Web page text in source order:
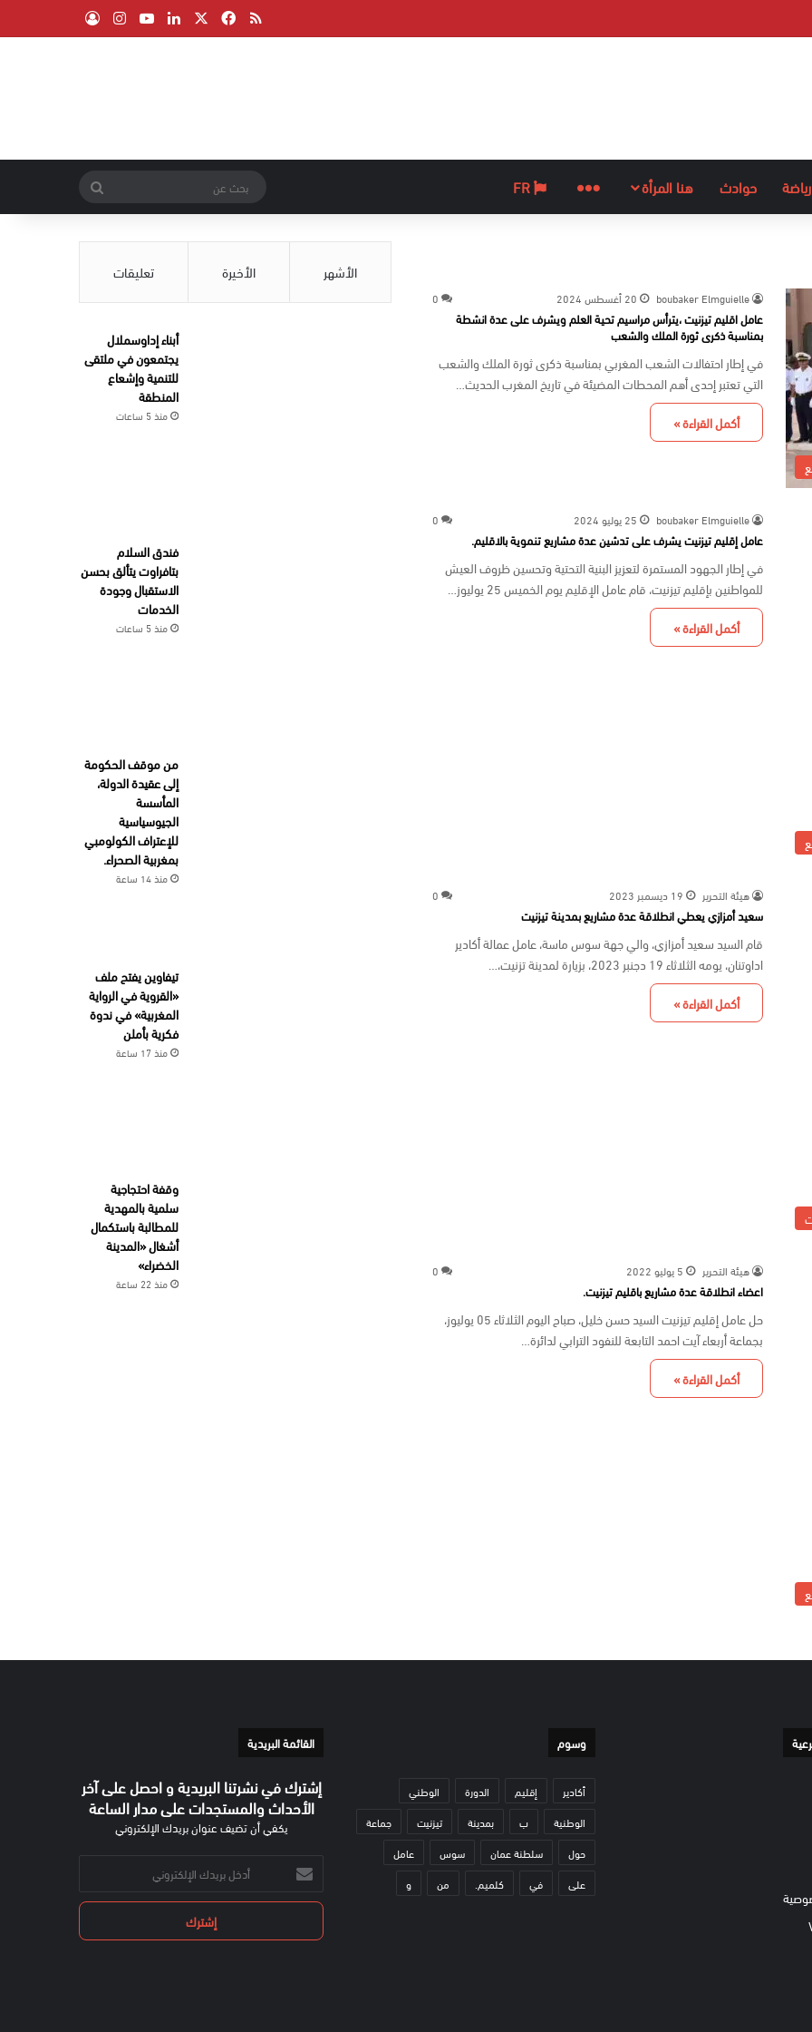
ملخص الموقع RSS
فيسبوك لينكدإن ‫YouTube
انستقرام
رياضة حوادث هنا المرأة المزيد
عن
boubaker Elmguielle 20 أغسطس 2024 0
عامل اقليم تيزنيت ،يترأس مراسيم تحية العلم ويشرف على عدة انشطة
بمناسبة ذكرى ثورة الملك والشعب
في إطار احتفالات الشعب المغربي بمناسبة ذكرى ثورة الملك والشعب
التي تعتبر إحدى أهم المحطات المضيئة في تاريخ المغرب الحديث…
أكمل القراءة »
boubaker Elmguielle 25 يوليو 2024 0
عامل إقليم تيزنيت يشرف على تدشين عدة مشاريع تنموية بالاقليم.
في إطار الجهود المستمرة لتعزيز البنية التحتية وتحسين ظروف العيش
للمواطنين بإقليم تيزنيت، قام عامل الإقليم يوم الخميس 25 يوليوز…
أكمل القراءة »
هيئة التحرير 19 ديسمبر 2023 0
سعيد أمزازي يعطي انطلاقة عدة مشاريع بمدينة تيزنيت
قام السيد سعيد أمزازي، والي جهة سوس ماسة، عامل عمالة أكادير
اداوتنان، يومه الثلاثاء 19 دجنبر 2023، بزيارة لمدينة تزنيت،…
أكمل القراءة »
هيئة التحرير 5 يوليو 2022 0
اعضاء انطلاقة عدة مشاريع باقليم تيزنيت.
حل عامل إقليم تيزنيت السيد حسن خليل، صباح اليوم الثلاثاء 05 يوليوز،
بجماعة أربعاء آيت احمد التابعة للنفود الترابي لدائرة…
أكمل القراءة »
الأشهر الأخيرة تعليقات
أبناء إداوسملال
يجتمعون في ملتقى
للتنمية وإشعاع
المنطقة
منذ 5 ساعات
فندق السلام
بتافراوت يتألق بحسن
الاستقبال وجودة
الخدمات
منذ 5 ساعات
من موقف الحكومة
إلى عقيدة الدولة،
المأسسة
الجيوسياسية
للإعتراف الكولومبي
بمغربية الصحراء.
منذ 14 ساعة
تيفاوين يفتح ملف
«القروية في الرواية
المغربية» في ندوة
فكرية بأملن
منذ 17 ساعة
وقفة احتجاجية
سلمية بالمهدية
للمطالبة باستكمال
أشغال «المدينة
الخضراء»
منذ 22 ساعة
وسوم
أكادير إقليم الدورة
الوطني
الوطنية
ب بمدينة تيزنيت
جماعة
حول
سلطنة عمان سوس
عامل
على
في كلميم. من و
القائمة البريدية
إشترك في نشرتنا البريدية و احصل على آخر
الأحداث والمستجدات على مدار الساعة
يكفي أن تضيف عنوان بريدك الإلكتروني
أدخل
بريدك
الإلكتروني